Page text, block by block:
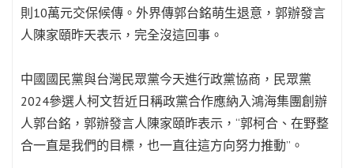
則10萬元交保候傳。外界傳郭台銘萌生退意，郭辦發言
人陳家頤昨天表示，完全沒這回事。
中國國民黨與台灣民眾黨今天進行政黨協商，民眾黨
2024參選人柯文哲近日稱政黨合作應納入鴻海集團創辦
人郭台銘，郭辦發言人陳家頤昨表示，“郭柯合、在野整
合一直是我們的目標，也一直往這方向努力推動”。